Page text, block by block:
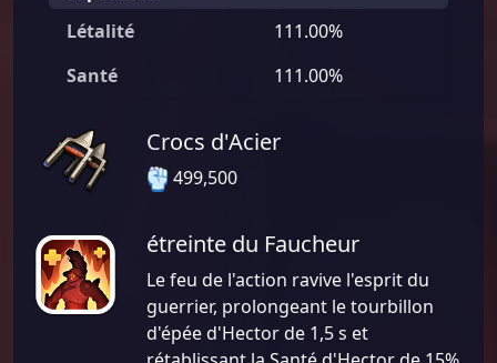
Létalité
111.00%
Santé
111.00%
Crocs d'Acier
499,500
étreinte du Faucheur
Le feu de l'action ravive l'esprit du
guerrier, prolongeant le tourbillon
d'épée d'Hector de 1,5 s et